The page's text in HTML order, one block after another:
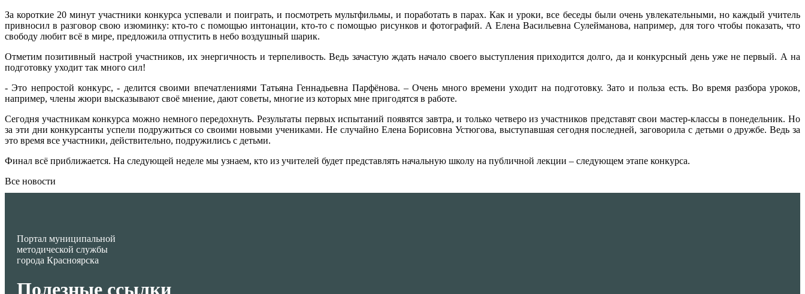
За короткие 20 минут участники конкурса успевали и поиграть, и посмотреть мультфильмы, и поработать в парах. Как и уроки, все беседы были очень увлекательными, но каждый учитель
привносил в разговор свою изюминку: кто-то с помощью интонации, кто-то с помощью рисунков и фотографий. А Елена Васильевна Сулейманова, например, для того чтобы показать, что
свободу любит всё в мире, предложила отпустить в небо воздушный шарик.
Отметим позитивный настрой участников, их энергичность и терпеливость. Ведь зачастую ждать начало своего выступления приходится долго, да и конкурсный день уже не первый. А на
подготовку уходит так много сил!
- Это непростой конкурс, - делится своими впечатлениями Татьяна Геннадьевна Парфёнова. – Очень много времени уходит на подготовку. Зато и польза есть. Во время разбора уроков,
например, члены жюри высказывают своё мнение, дают советы, многие из которых мне пригодятся в работе.
Сегодня участникам конкурса можно немного передохнуть. Результаты первых испытаний появятся завтра, и только четверо из участников представят свои мастер-классы в понедельник. Но
за эти дни конкурсанты успели подружиться со своими новыми учениками. Не случайно Елена Борисовна Устюгова, выступавшая сегодня последней, заговорила с детьми о дружбе. Ведь за
это время все участники, действительно, подружились с детьми.
Финал всё приближается. На следующей неделе мы узнаем, кто из учителей будет представлять начальную школу на публичной лекции – следующем этапе конкурса.
Все новости
Портал муниципальной
методической службы
города Красноярска
Полезные ссылки